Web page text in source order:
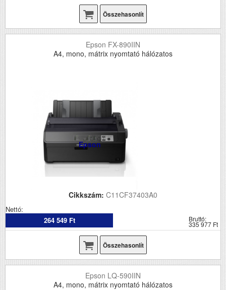
Összehasonlít
Epson FX-890IIN
A4, mono, mátrix nyomtató hálózatos
Epson
Cikkszám: C11CF37403A0
Nettó:
264 549 Ft
Bruttó:
335 977 Ft
Összehasonlít
Epson LQ-590IIN
A4, mono, mátrix nyomtató hálózatos